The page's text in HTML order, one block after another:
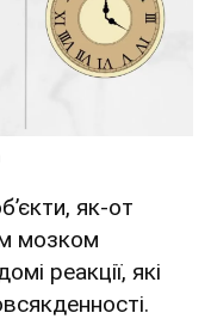
як-от
мозком
реакції, які